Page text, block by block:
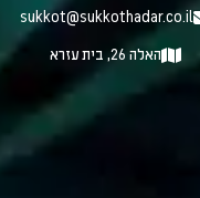
sukkot@sukkothadar.co.il
האלה 26, בית עזרא